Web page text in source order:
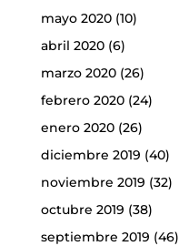
mayo 2020(10)
abril 2020(6)
marzo 2020(26)
febrero 2020(24)
enero 2020(26)
diciembre 2019 (40)
noviembre 2019 (32)
octubre 2019 (38)
septiembre 2019 (46)